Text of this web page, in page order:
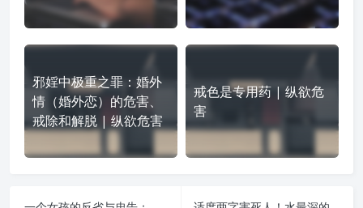
邪婬中极重之罪：婚外
情（婚外恋）的危害、
戒除和解脱 | 纵欲危害
戒色是专用药 | 纵欲危
害